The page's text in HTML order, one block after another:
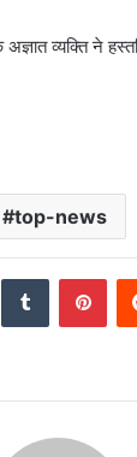
व्यक्ति ने
top-news
Tumblr